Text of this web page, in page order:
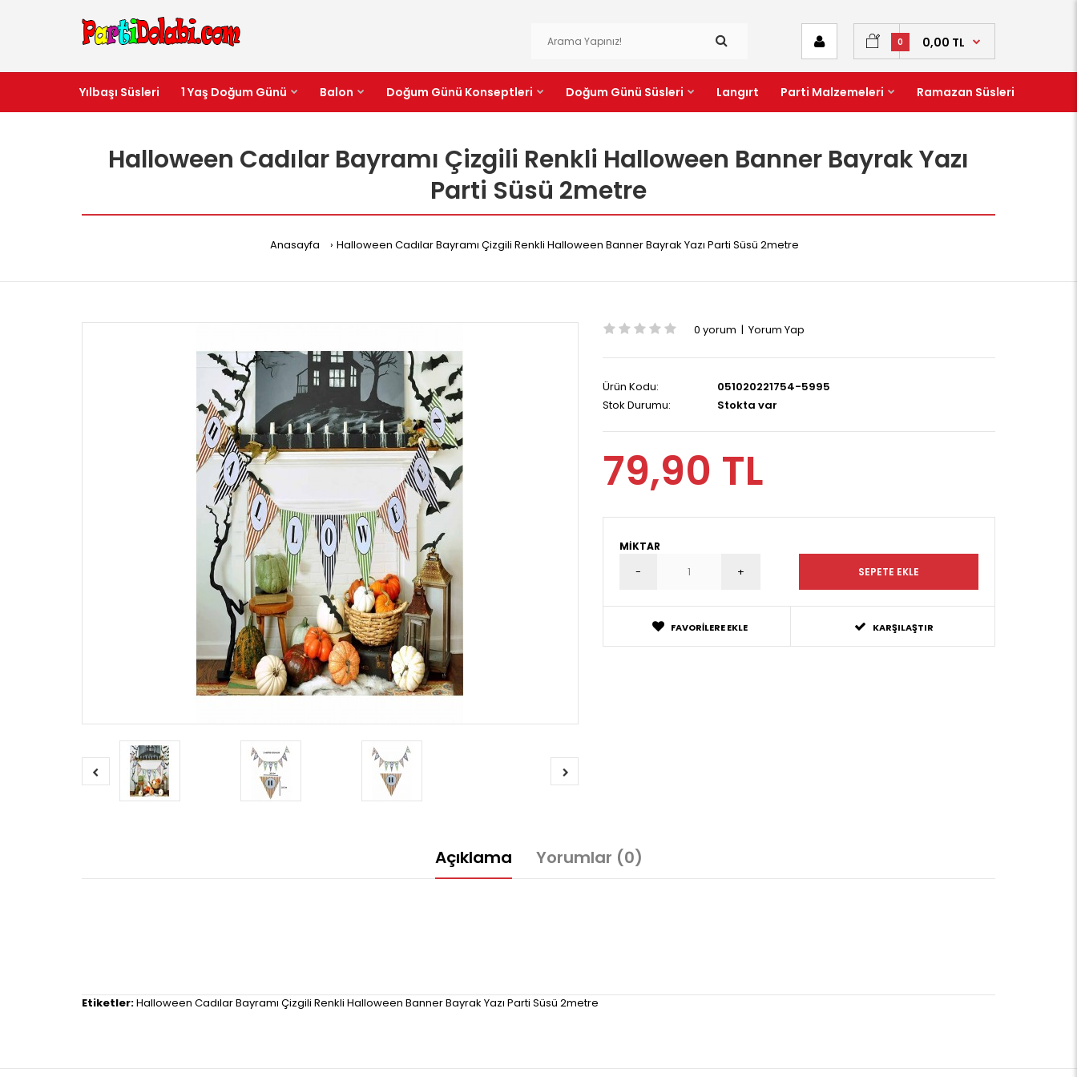
0 0,00 TL
Yılbaşı Süsleri 1 Yaş Doğum Günü Balon Doğum Günü Konseptleri Doğum Günü Süsleri Langırt Parti Malzemeleri Ramazan Süsleri
Halloween Cadılar Bayramı Çizgili Renkli Halloween Banner Bayrak Yazı
Parti Süsü 2metre
Anasayfa Halloween Cadılar Bayramı Çizgili Renkli Halloween Banner Bayrak Yazı Parti Süsü 2metre
0 yorum | Yorum Yap
Ürün Kodu:
051020221754-5995
Stok Durumu:
Stokta var
79,90 TL
MIKTAR
FAVORILERE EKLE KARŞILAŞTIR
Açıklama Yorumlar (0)
Etiketler:Halloween Cadılar Bayramı Çizgili Renkli Halloween Banner Bayrak Yazı Parti Süsü 2metre